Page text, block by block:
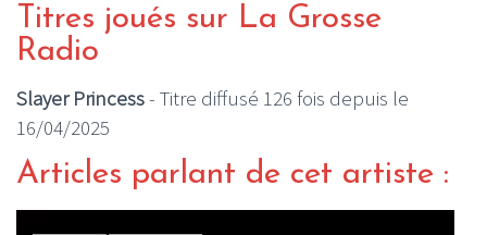
Titres joués sur La Grosse
Radio
Slayer Princess- Titre diffusé 126 fois depuis le
16/04/2025
Articles parlant de cet artiste :